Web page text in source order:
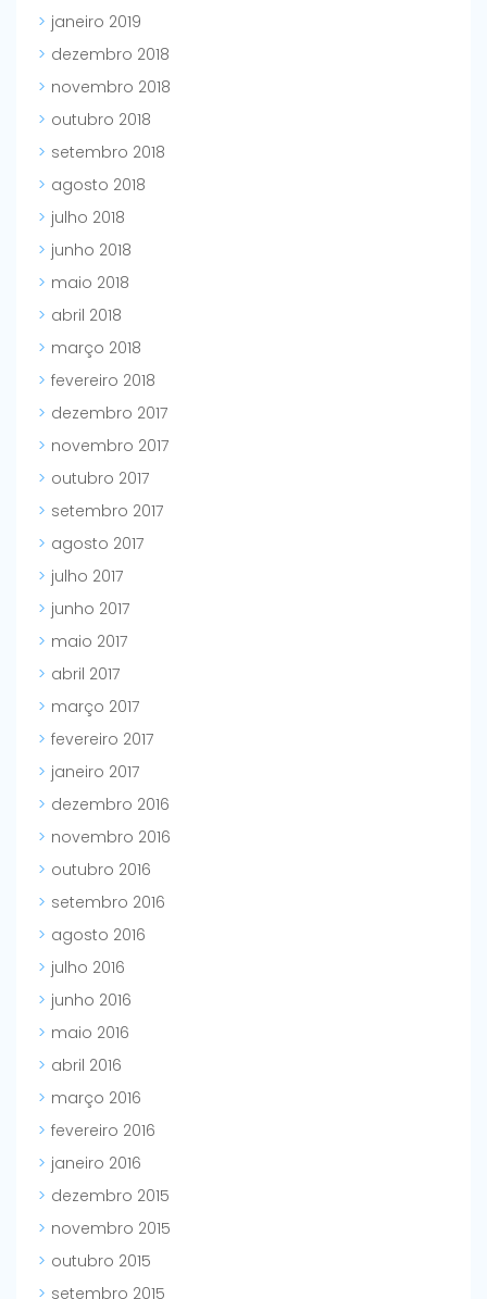
janeiro 2019
dezembro 2018
novembro 2018
outubro 2018
setembro 2018
agosto 2018
julho 2018
junho 2018
maio 2018
abril 2018
março 2018
fevereiro 2018
dezembro 2017
novembro 2017
outubro 2017
setembro 2017
agosto 2017
julho 2017
junho 2017
maio 2017
abril 2017
março 2017
fevereiro 2017
janeiro 2017
dezembro 2016
novembro 2016
outubro 2016
setembro 2016
agosto 2016
julho 2016
junho 2016
maio 2016
abril 2016
março 2016
fevereiro 2016
janeiro 2016
dezembro 2015
novembro 2015
outubro 2015
setembro 2015